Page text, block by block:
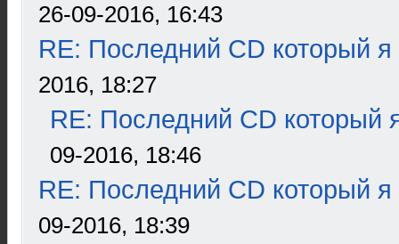
26-09-2016, 16:43
RE: Последний CD который я
2016, 18:27
RE: Последний CD который
09-2016, 18:46
RE: Последний CD который я
09-2016, 18:39